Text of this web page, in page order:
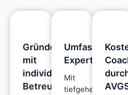
Gründercoaching
mit
individueller
Betreuung
Umfassende
Expertise
Mit
tiefgehenden